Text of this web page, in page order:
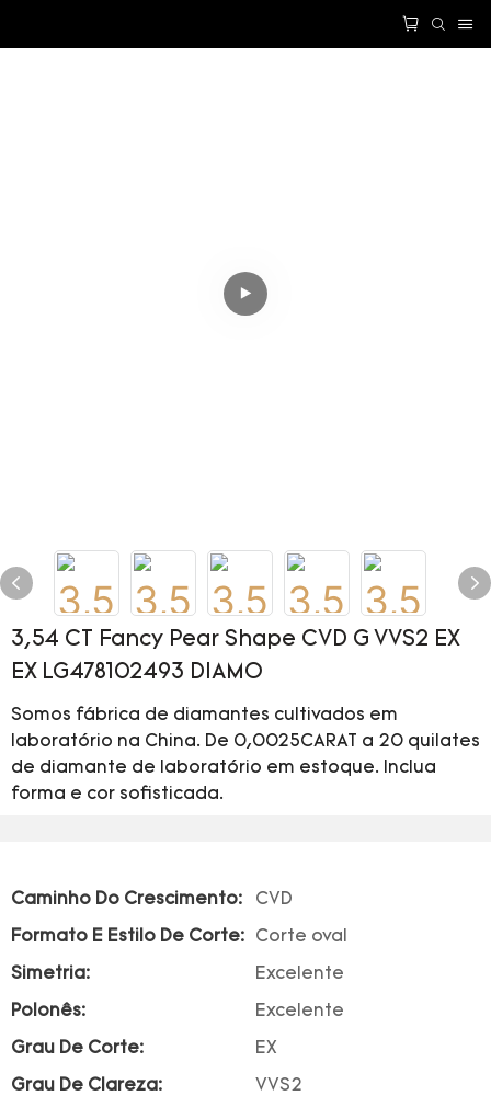
3,54 CT Fancy Pear Shape CVD G VVS2 EX
EX LG478102493 DIAMO
Somos fábrica de diamantes cultivados em
laboratório na China. De 0,0025CARAT a 20 quilates
de diamante de laboratório em estoque. Inclua
forma e cor sofisticada.
Caminho Do Crescimento: CVD
Formato E Estilo De Corte: Corte oval
Simetria: Excelente
Polonês: Excelente
Grau De Corte: EX
Grau De Clareza: VVS2